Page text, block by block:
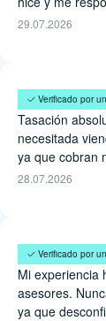
29.07.2026
Viviana
Tasación
necesitada
ya que cobran
28.07.2026
Verificado por
Alicia Paredes
Mi experiencia
asesores.
ya que
Verificado por